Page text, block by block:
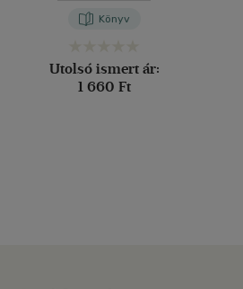
Könyv
Utolsó ismert ár:
1 660 Ft